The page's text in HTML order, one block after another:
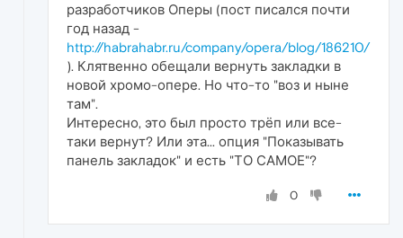
разработчиков Оперы (пост писался почти
год назад -
http://habrahabr.ru/company/opera/blog/186210/
). Клятвенно обещали вернуть закладки в
новой хромо-опере. Но что-то "воз и ныне
там".
Интересно, это был просто трёп или все-
таки вернут? Или эта... опция "Показывать
панель закладок" и есть "ТО САМОЕ"?
0